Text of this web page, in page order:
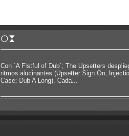
Con ´A Fistful of Dub´; The Upsetters
ritmos alucinantes (Upsetter Sign On;
Case; Dub A Long). Cada...